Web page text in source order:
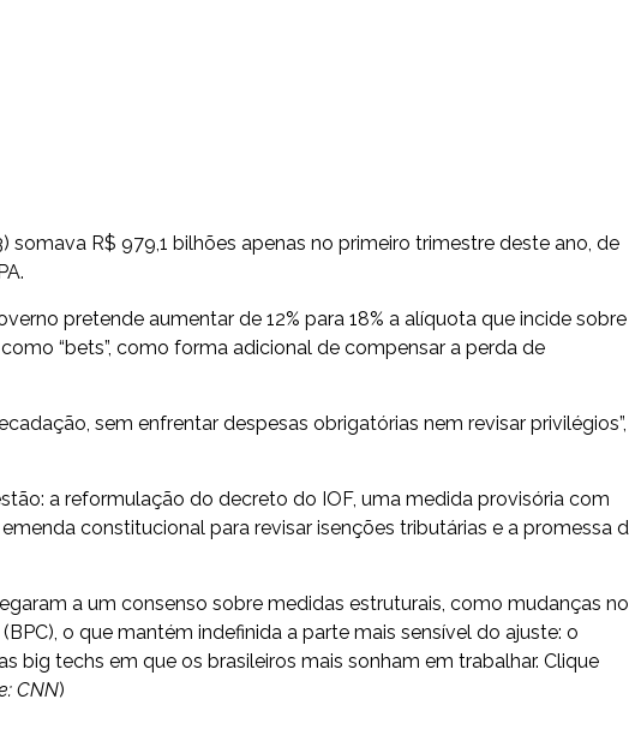
somava R$ 979,1 bilhões apenas no primeiro trimestre deste ano, de
pretende aumentar de 12% para 18% a alíquota que incide sobre
“bets”, como forma adicional de compensar a perda de
sem enfrentar despesas obrigatórias nem revisar privilégios”,
a reformulação do decreto do IOF, uma medida provisória com
constitucional para revisar isenções tributárias e a promessa
a um consenso sobre medidas estruturais, como mudanças no
o que mantém indefinida a parte mais sensível do ajuste: o
big techs em que os brasileiros mais sonham em trabalhar. Clique
CNN)